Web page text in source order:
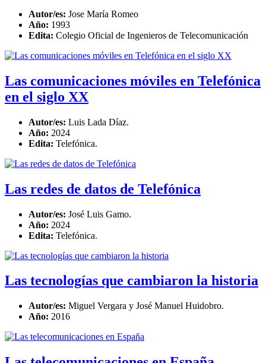
Autor/es: Jose María Romeo
Año: 1993
Edita: Colegio Oficial de Ingenieros de Telecomunicación
Las comunicaciones móviles en Telefónica
en el siglo XX
Autor/es: Luis Lada Díaz.
Año: 2024
Edita: Telefónica.
Las redes de datos de Telefónica
Autor/es: José Luis Gamo.
Año: 2024
Edita: Telefónica.
Las tecnologías que cambiaron la historia
Autor/es: Miguel Vergara y José Manuel Huidobro.
Año: 2016